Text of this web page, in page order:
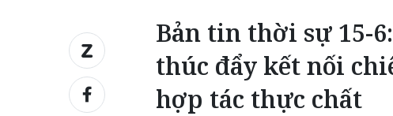
Bản tin thời sự 15-
thúc đẩy kết nối
hợp tác thực chất